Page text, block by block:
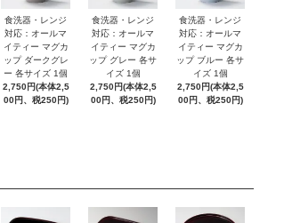
食洗器・レンジ
対応：オールマ
イティー マグカ
ップ ダークグレ
ー 各サイズ 1個
2,750円(本体2,5
00円、税250円)
食洗器・レンジ
対応：オールマ
イティー マグカ
ップ グレー 各サ
イズ 1個
2,750円(本体2,5
00円、税250円)
食洗器・レンジ
対応：オールマ
イティー マグカ
ップ ブルー 各サ
イズ 1個
2,750円(本体2,5
00円、税250円)